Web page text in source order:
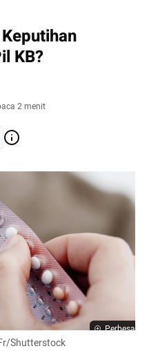
KB?
2 menit
Perbesar
Shutterstock